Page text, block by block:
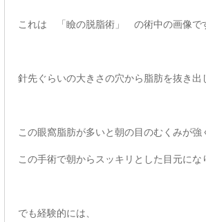
これは 「瞼の脱脂術」 の術中の画像で
針先ぐらいの大きさの穴から脂肪を抜き出
この眼窩脂肪が多いと朝の目のむくみが強
この手術で朝からスッキリとした目元にな
でも経験的には、